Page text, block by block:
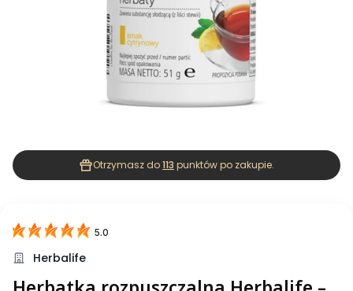
Otrzymasz do113 punktów po zakupie.
5.0
Herbalife